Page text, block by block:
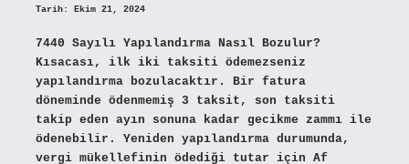
Tarih: Ekim 21, 2024
7440 Sayılı Yapılandırma Nasıl Bozulur?
Kısacası, ilk iki taksiti ödemezseniz
yapılandırma bozulacaktır. Bir fatura
döneminde ödenmemiş 3 taksit, son taksiti
takip eden ayın sonuna kadar gecikme zammı ile
ödenebilir. Yeniden yapılandırma durumunda,
vergi mükellefinin ödediği tutar için Af